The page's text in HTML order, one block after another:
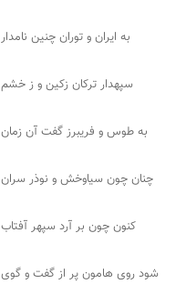
به ایران و توران چنین نامدار
سپهدار ترکان زکین و ز خشم
به طوس و فریبرز گفت آن زمان
چنان چون سیاوخش و نوذر سران
کنون چون بر آرد سپهر آفتاب
شود روی هامون پر از گفت و گوی